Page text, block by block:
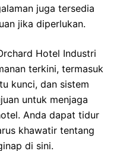
juga tersedia
jika diperlukan.
Hotel Industri
terkini, termasuk
kunci, dan sistem
untuk menjaga
Anda dapat tidur
khawatir tentang
di sini.